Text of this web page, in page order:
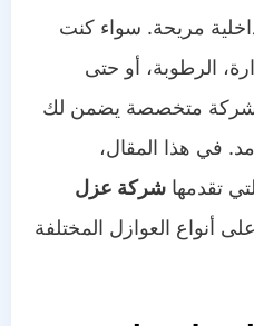
مريحة. سواء كنت
الرطوبة، أو حتى
شركة متخصصة يضمن لك
في هذا المقال،
تقدمها شركة عزل
أنواع العوازل المختلفة